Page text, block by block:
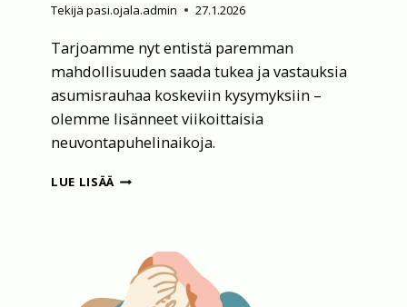
Tekijä pasi.ojala.admin 27.1.2026
Tarjoamme nyt entistä paremman
mahdollisuuden saada tukea ja vastauksia
asumisrauhaa koskeviin kysymyksiin –
olemme lisänneet viikoittaisia
neuvontapuhelinaikoja.
LUE LISÄÄUUDET